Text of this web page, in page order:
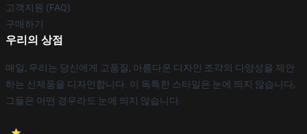
고객지원 (FAQ)
구매하기
우리의 상점
매일, 우리는 당신에게 고품질, 아름다운 디자인 조각의 다양성을 제안
하는 신제품을 디자인합니다. 이 독특한 스타일은 눈에 띄지 않습니다,
그들은 어떤 경우라도 눈에 띄지 않습니다.